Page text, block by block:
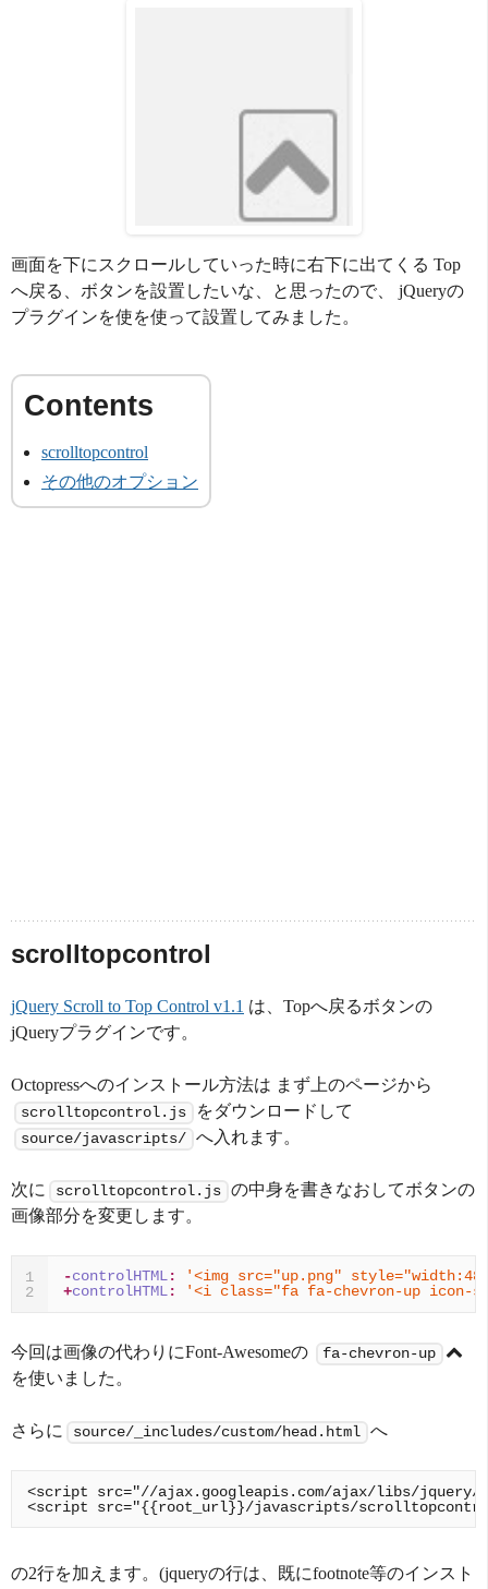
画面を下にスクロールしていった時に右下に出てくる Top
へ戻る、ボタンを設置したいな、と思ったので、 jQueryの
プラグインを使を使って設置してみました。
scrolltopcontrol
その他のオプション
scrolltopcontrol
jQuery Scroll to Top Control v1.1 は、Topへ戻るボタンの
jQueryプラグインです。
Octopressへのインストール方法は まず上のページから
scrolltopcontrol.js をダウンロードして
source/javascripts/ へ入れます。
次に scrolltopcontrol.js の中身を書きなおしてボタンの
画像部分を変更します。
1
2
-controlHTML:
'<img src="up.png"
+controlHTML: '<i class="fa fa-chevron-up icon-
今回は画像の代わりにFont-Awesomeの fa-chevron-up
を使いました。
さらに source/_includes/custom/head.html へ
<script src="//ajax.googleapis.com/ajax/libs/
の2行を加えます。(jqueryの行は、既にfootnote等のインスト